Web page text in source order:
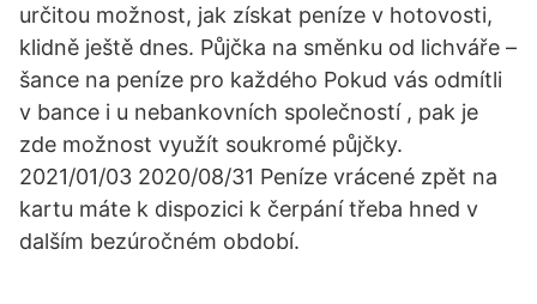
určitou možnost, jak získat peníze v hotovosti,
klidně ještě dnes. Půjčka na směnku od lichváře –
šance na peníze pro každého Pokud vás odmítli
v bance i u nebankovních společností , pak je
zde možnost využít soukromé půjčky.
2021/01/03 2020/08/31 Peníze vrácené zpět na
kartu máte k dispozici k čerpání třeba hned v
dalším bezúročném období.